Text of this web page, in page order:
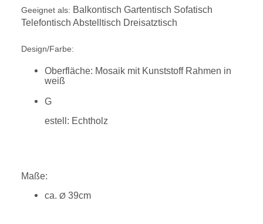
Geeignet als: Balkontisch Gartentisch Sofatisch
Telefontisch Abstelltisch Dreisatztisch
Design/Farbe:
Oberfläche: Mosaik mit Kunststoff Rahmen in
weiß
G
estell: Echtholz
Maße: 
ca. Ø 39cm